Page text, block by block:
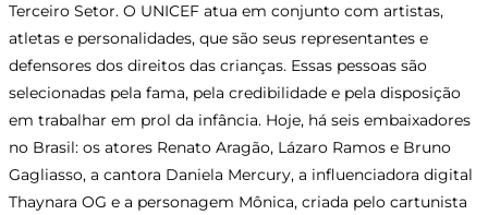
Terceiro Setor. O UNICEF atua em conjunto com artistas,
atletas e personalidades, que são seus representantes e
defensores dos direitos das crianças. Essas pessoas são
selecionadas pela fama, pela credibilidade e pela disposição
em trabalhar em prol da infância. Hoje, há seis embaixadores
no Brasil: os atores Renato Aragão, Lázaro Ramos e Bruno
Gagliasso, a cantora Daniela Mercury, a influenciadora digital
Thaynara OG e a personagem Mônica, criada pelo cartunista